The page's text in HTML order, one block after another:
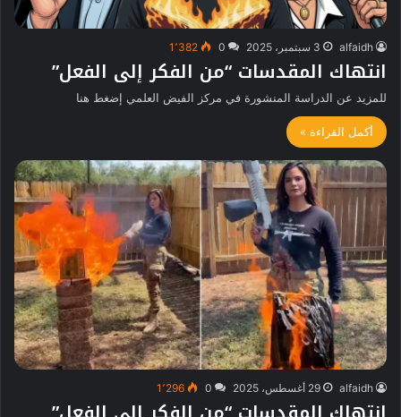
alfaidh 3 سبتمبر، 2025 0 1٬382
انتهاك المقدسات “من الفكر إلى الفعل”
للمزيد عن الدراسة المنشورة في مركز الفيض العلمي إضغط هنا
أكمل القراءة »
alfaidh 29 أغسطس، 2025 0 1٬296